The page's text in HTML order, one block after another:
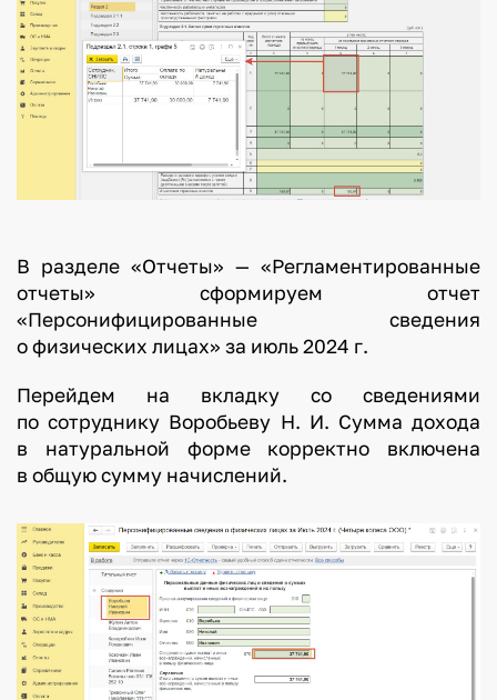
В разделе «Отчеты» — «Регламентированные
отчеты» сформируем отчет
«Персонифицированные сведения
о физических лицах» за июль 2024 г.
Перейдем на вкладку со сведениями
по сотруднику Воробьеву Н. И. Сумма дохода
в натуральной форме корректно включена
в общую сумму начислений.